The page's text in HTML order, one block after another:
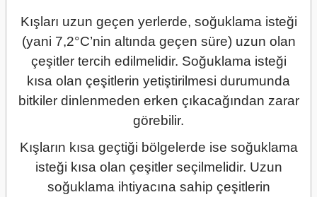
Kışları uzun geçen yerlerde, soğuklama isteği
(yani 7,2°C’nin altında geçen süre) uzun olan
çeşitler tercih edilmelidir. Soğuklama isteği
kısa olan çeşitlerin yetiştirilmesi durumunda
bitkiler dinlenmeden erken çıkacağından zarar
görebilir.
Kışların kısa geçtiği bölgelerde ise soğuklama
isteği kısa olan çeşitler seçilmelidir. Uzun
soğuklama ihtiyacına sahip çeşitlerin